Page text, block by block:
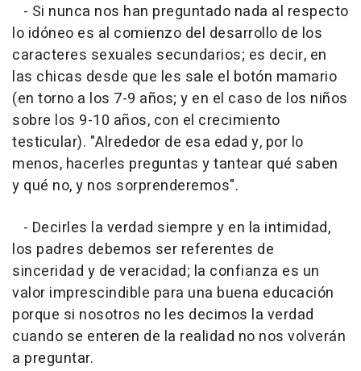
- Si nunca nos han preguntado nada al respecto
lo idóneo es al comienzo del desarrollo de los
caracteres sexuales secundarios; es decir, en
las chicas desde que les sale el botón mamario
(en torno a los 7-9 años; y en el caso de los niños
sobre los 9-10 años, con el crecimiento
testicular). "Alrededor de esa edad y, por lo
menos, hacerles preguntas y tantear qué saben
y qué no, y nos sorprenderemos".
- Decirles la verdad siempre y en la intimidad,
los padres debemos ser referentes de
sinceridad y de veracidad; la confianza es un
valor imprescindible para una buena educación
porque si nosotros no les decimos la verdad
cuando se enteren de la realidad no nos volverán
a preguntar.